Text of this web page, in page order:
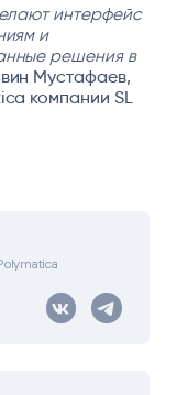
интерфейс
и
решения в
Мустафаев,
компании SL